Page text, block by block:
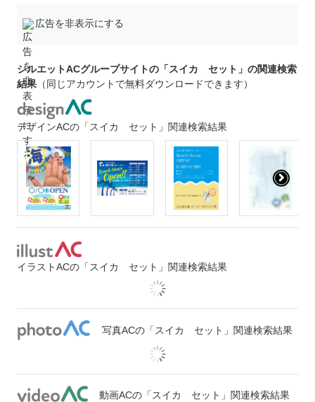
広告を非表示にする
シルエットACグループサイトの「スイカ セット」の関連検索
結果 （同じアカウントで無料ダウンロードできます）
デザインACの「スイカ セット」関連検索結果
イラストACの「スイカ セット」関連検索結果
写真ACの「スイカ セット」関連検索結果
動画ACの「スイカ セット」関連検索結果